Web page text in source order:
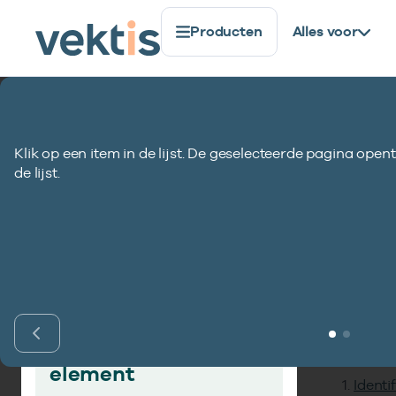
Producten Alles voor
Code land
Vind gegevens­
element
Klik op een item in de lijst. De geselecteerde pagina
de lijst.